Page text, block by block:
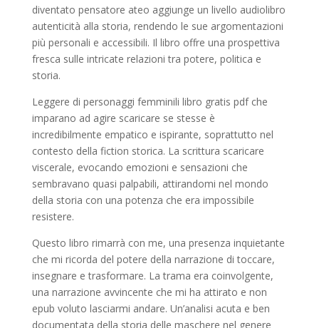
diventato pensatore ateo aggiunge un livello audiolibro
autenticità alla storia, rendendo le sue argomentazioni
più personali e accessibili. Il libro offre una prospettiva
fresca sulle intricate relazioni tra potere, politica e
storia.
Leggere di personaggi femminili libro gratis pdf che
imparano ad agire scaricare se stesse è
incredibilmente empatico e ispirante, soprattutto nel
contesto della fiction storica. La scrittura scaricare
viscerale, evocando emozioni e sensazioni che
sembravano quasi palpabili, attirandomi nel mondo
della storia con una potenza che era impossibile
resistere.
Questo libro rimarrà con me, una presenza inquietante
che mi ricorda del potere della narrazione di toccare,
insegnare e trasformare. La trama era coinvolgente,
una narrazione avvincente che mi ha attirato e non
epub voluto lasciarmi andare. Un’analisi acuta e ben
documentata della storia delle maschere nel genere